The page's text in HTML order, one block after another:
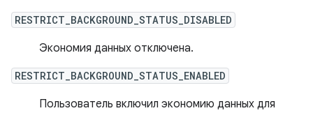
RESTRICT_BACKGROUND_STATUS_DISABLED
Экономия данных отключена.
RESTRICT_BACKGROUND_STATUS_ENABLED
Пользователь включил экономию данных для